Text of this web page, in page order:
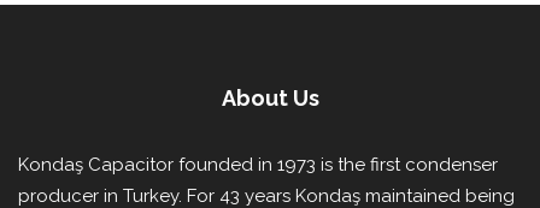
About Us
Kondaş Capacitor founded in 1973 is the first condenser
producer in Turkey. For 43 years Kondaş maintained being